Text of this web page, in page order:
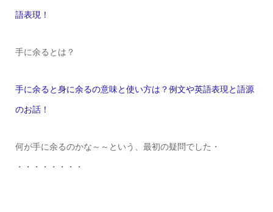
語表現！
手に余るとは？
手に余ると身に余るの意味と使い方は？例文や英語表現と語源
のお話！
何が手に余るのかな～～という、最初の疑問でした・
・・・・・・・・